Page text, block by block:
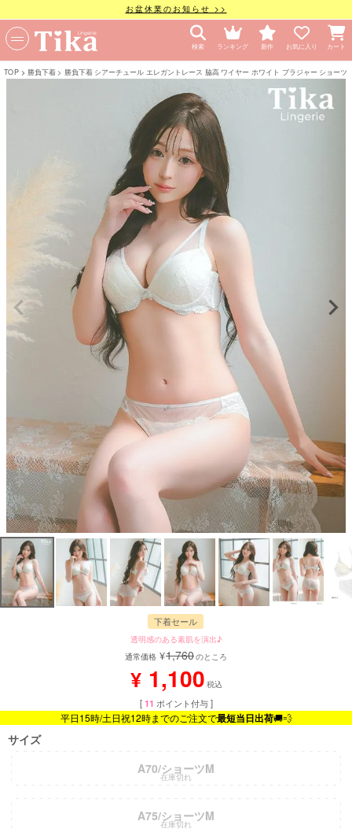
お盆休業のお知らせ >>
検索 ランキング 新作 お気に入り カート
TOP 勝負下着 勝負下着 シアーチュール エレガントレース 脇高 ワイヤー ホワイト ブラジャー ショーツ
下着セール
透明感のある素肌を演出♪
通常価格 ¥1,760のところ
¥ 1,100 税込
[ 11 ポイント付与 ]
平日15時/土日祝12時までのご注文で最短当日出荷🚚💨
サイズ
A70/ショーツM
在庫切れ
A75/ショーツM
在庫切れ